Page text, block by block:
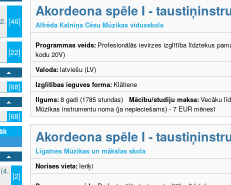
[46]
[22]
[68]
[68]
[2]
Akordeona spēle I -
Alfrēda Kalniņa Cēsu Mūzikas vidusskola
Programmas veids: Profesionālās ievirzes izglītība līdztekus
kodu 20V)
Valoda:latviešu (LV)
Izglītības ieguves forma: Klātiene
Ilgums:8 gadi (1785 stundas) Mācību/studiju maksa:Vecāku
Mūzikas instrumentu noma (ja nepieciešams) - 7 EUR mēnesī
Akordeona spēle I -
Līgatnes Mūzikas un mākslas skola
Norises vieta: Ieriķi